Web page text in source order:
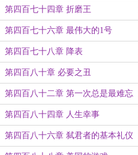
第四百七十四章 折磨王
第四百七十六章 最伟大的1号
第四百七十八章 降表
第四百八十章 必要之丑
第四百八十二章 第一次总是最难忘
的
第四百八十四章 人生幸事
第四百八十六章 弑君者的基本礼仪